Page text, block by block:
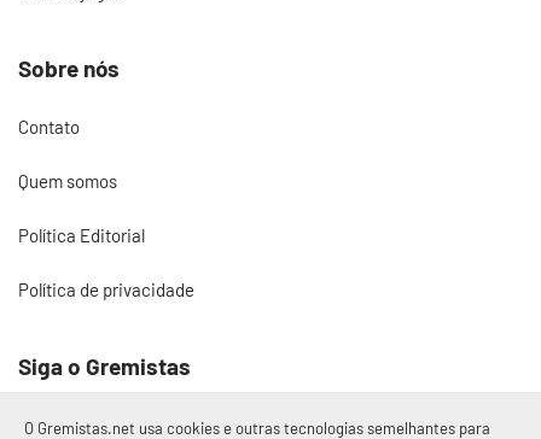
Sobre nós
Contato
Quem somos
Política Editorial
Política de privacidade
Siga o Gremistas
O Gremistas.net usa cookies e outras tecnologias semelhantes para